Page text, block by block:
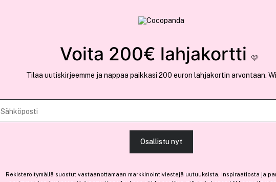
Jessicurl
Hair Cleansing Cream
19,45 €
Voita 200€ lahjakortti 🩷
Tilaa uutiskirjeemme ja nappaa paikkasi 200 euron lahjakortin arvontaan.
Sähköposti
Osallistu nyt
Rekisteröitymällä suostut vastaanottamaan markkinointiviestejä uutuuksista, inspiraatiosta ja